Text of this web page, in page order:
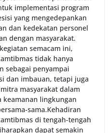
implementasi program
yang mengedepankan
dan kedekatan personel
dengan masyarakat.
semacam ini,
tidak hanya
sebagai penyampai
dan imbauan, tetapi juga
masyarakat dalam
keamanan lingkungan
sama.‎‎Kehadiran
di tengah-tengah
dapat semakin